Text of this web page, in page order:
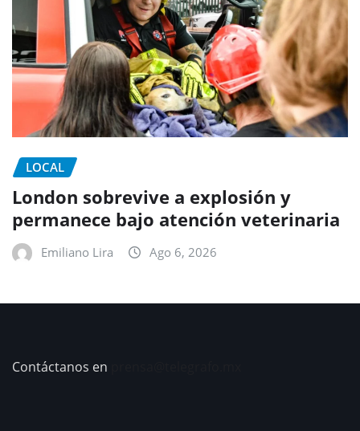
LOCAL
London sobrevive a explosión y
permanece bajo atención veterinaria
Emiliano Lira Ago 6, 2026
Contáctanos en